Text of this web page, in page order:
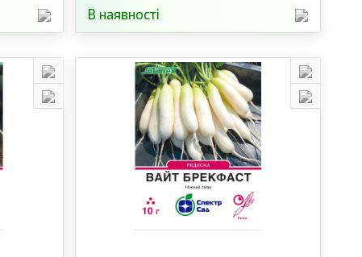
В наявності